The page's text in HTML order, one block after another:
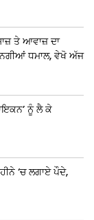
ਤੇ ਆਵਾਜ਼ ਦਾ
ਧਮਾਲ, ਵੇਖੋ ਅੱਜ
ਨੂੰ ਲੈ ਕੇ
‘ਚ ਲਗਾਏ ਪੌਦੇ,